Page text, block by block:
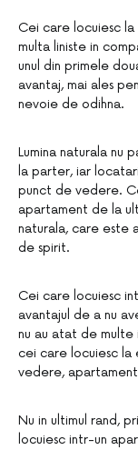
Cei care locuiesc
multa liniste in
unul din primele
avantaj, mai ales
nevoie de odihna.
Lumina naturala nu
la parter, iar
punct de vedere.
apartament de la
naturala, care este
de spirit.
Cei care locuiesc
avantajul de a nu
nu au atat de multe
cei care locuiesc
vedere,
Nu in ultimul rand,
locuiesc intr-un